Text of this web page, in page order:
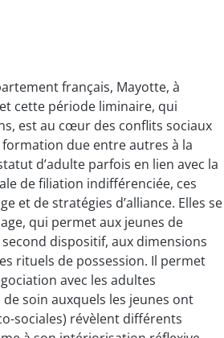
français, Mayotte, à
cette période liminaire, qui
est au cœur des conflits sociaux
due entre autres à la
d’adulte parfois en lien avec la
de filiation indifférenciée, ces
et de stratégies d’alliance. Elles se
qui permet aux jeunes de
dispositif, aux dimensions
rituels de possession. Il permet
avec les adultes
soin auxquels les jeunes ont
sociales) révèlent différents